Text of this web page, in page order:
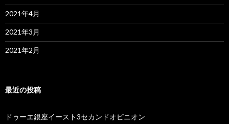
2021年4月
2021年3月
2021年2月
最近の投稿
ドゥーエ銀座イースト3セカンドオピニオン